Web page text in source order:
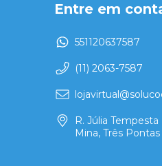
Entre em
551120637587
(11) 2063-7587
R. Júlia
Mina, Três